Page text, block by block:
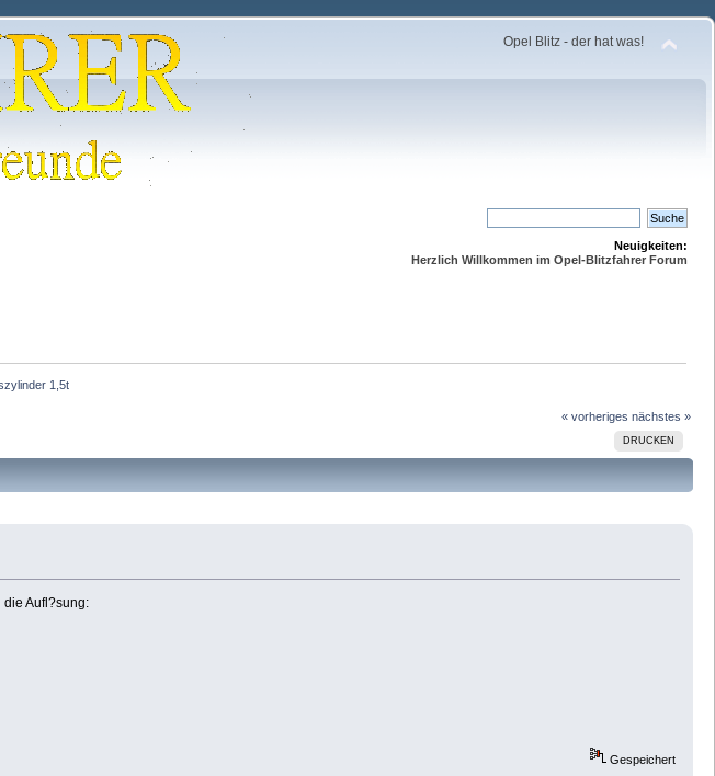
Opel Blitz - der hat was!
Neuigkeiten:
Herzlich Willkommen im Opel-Blitzfahrer Forum
1,5t
« vorheriges nächstes »
DRUCKEN
Aufl?sung:
Gespeichert